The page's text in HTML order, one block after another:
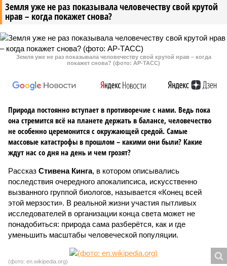
Земля уже не раз показывала человечеству свой крутой
нрав – когда покажет снова?
Земля уже не раз показывала человечеству свой крутой нрав – когда
покажет снова? (фото: АР-ТАСС)
Природа постоянно вступает в противоречие с нами. Ведь пока
она стремится всё на планете держать в балансе, человечество
не особенно церемонится с окружающей средой. Самые
массовые катастрофы в прошлом – какими они были? Какие
ждут нас со дня на день и чем грозят?
Рассказ Стивена Кинга, в котором описывались
последствия очередного апокалипсиса, искусственно
вызванного группой биологов, называется «Конец всей
этой мерзости». В реальной жизни участия пытливых
исследователей в организации конца света может не
понадобиться: природа сама разберётся, как и где
уменьшить масштабы человеческой популяции.
(фото: en.wikipedia.org)